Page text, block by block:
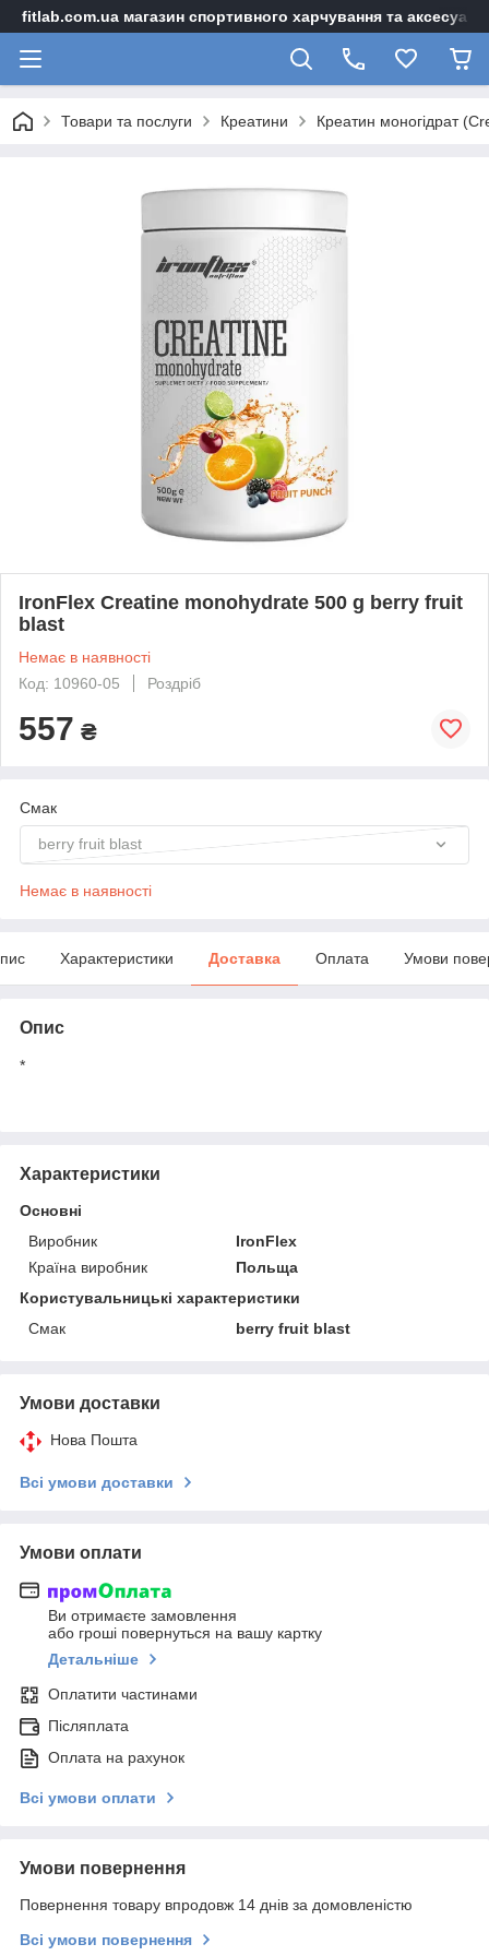
fitlab.com.ua магазин спортивного харчування та
Товари та послуги Креатини Креатин моногідрат
IronFlex Creatine monohydrate 500 g berry fruit
blast
Немає в наявності
Код: 10960-05
Роздріб
557 ₴
Смак
berry fruit blast
Немає в наявності
Характеристики Доставка Оплата Умови
Опис
*
Характеристики
Основні
Виробник
IronFlex
Країна виробник
Польща
Користувальницькі характеристики
Смак
berry fruit blast
Умови доставки
Нова Пошта
Всі умови доставки
Умови оплати
Ви отримаєте замовлення
або гроші повернуться на вашу картку
Детальніше
Оплатити частинами
Післяплата
Оплата на рахунок
Всі умови оплати
Умови повернення
Повернення товару впродовж 14 днів за домовленістю
Всі умови повернення